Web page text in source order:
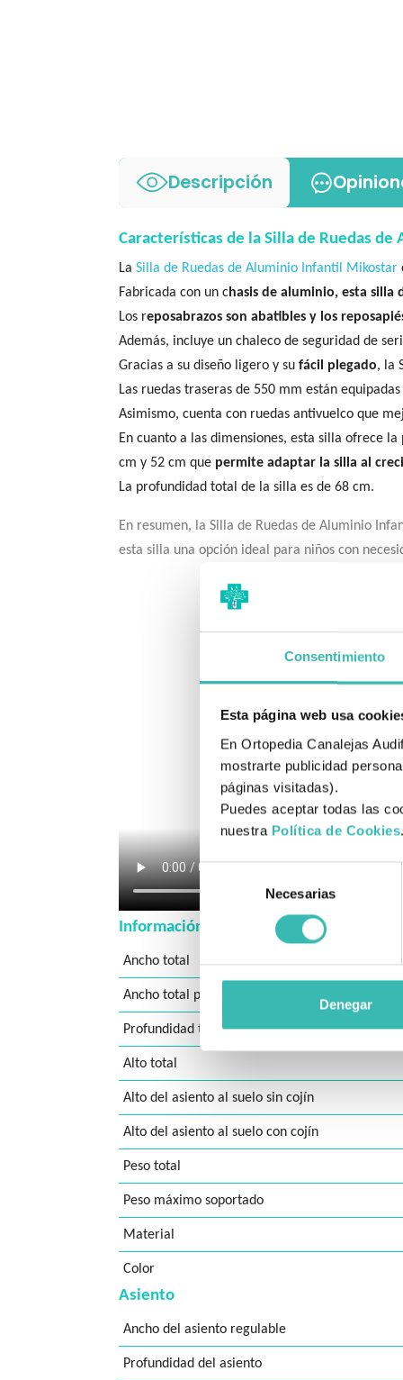
Consentimiento
Esta página web usa
En Ortopedia Canalejas
mostrarte publicidad
páginas visitadas).
Puedes aceptar todas las
nuestra Política de Cookies
Selección
de
consentimiento
Necesarias
Denegar
Descripción
Características de la Silla de Ruedas
La Silla de Ruedas de Aluminio Infantil Mikostar
Fabricada con un chasis de aluminio, esta silla
Los reposabrazos son abatibles y los
Además, incluye un chaleco de seguridad de
Gracias a su diseño ligero y su fácil plegado, la
Las ruedas traseras de 550 mm están
Asimismo, cuenta con ruedas antivuelco que
En cuanto a las dimensiones, esta silla ofrece
cm y 52 cm que permite adaptar la silla al
La profundidad total de la silla es de 68 cm.
En resumen, la Silla de Ruedas de Aluminio
esta silla una opción ideal para niños con
Información general
Ancho total
Ancho total plegada
Profundidad total
Alto total
Alto del asiento al suelo sin cojín
Alto del asiento al suelo con cojín
Peso total
Peso máximo soportado
Material
Color
Asiento
Ancho del asiento regulable
Profundidad del asiento